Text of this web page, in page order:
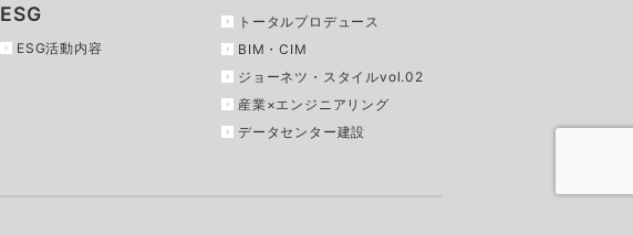
ESG
ESG活動内容
トータルプロデュース
BIM・CIM
ジョーネツ・スタイルvol.02
産業×エンジニアリング
データセンター建設